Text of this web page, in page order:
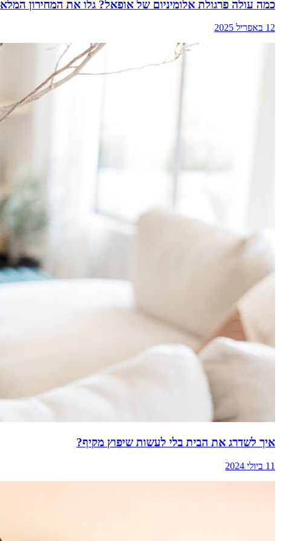
כמה עולה פרגולת אלומיניום של אופאל? גלו את המחירון המלא
12 באפריל 2025
איך לשדרג את הבית בלי לעשות שיפוץ מקיף?
11 ביולי 2024